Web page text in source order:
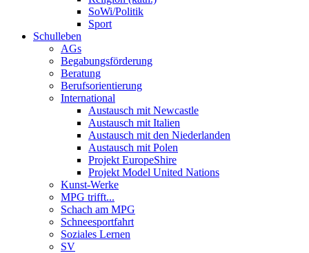
SoWi/Politik
Sport
Schulleben
AGs
Begabungsförderung
Beratung
Berufsorientierung
International
Austausch mit Newcastle
Austausch mit Italien
Austausch mit den Niederlanden
Austausch mit Polen
Projekt EuropeShire
Projekt Model United Nations
Kunst-Werke
MPG trifft...
Schach am MPG
Schneesportfahrt
Soziales Lernen
SV